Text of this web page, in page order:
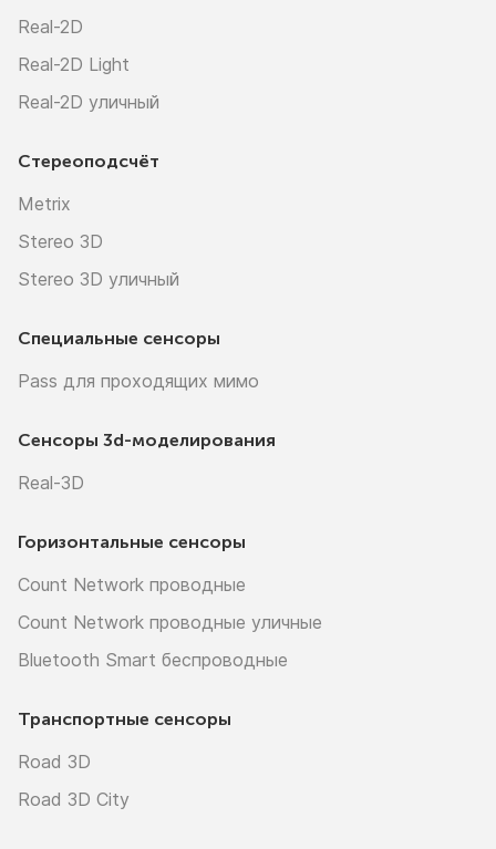
Real-2D
Real-2D Light
Real-2D уличный
Стереоподсчёт
Metrix
Stereo 3D
Stereo 3D уличный
Специальные сенсоры
Pass для проходящих мимо
Сенсоры 3d-моделирования
Real-3D
Горизонтальные сенсоры
Count Network проводные
Count Network проводные уличные
Bluetooth Smart беспроводные
Транспортные сенсоры
Road 3D
Road 3D City